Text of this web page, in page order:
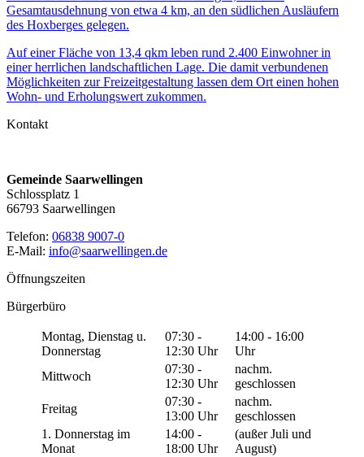
Gesamtausdehnung von etwa 4 km, an den südlichen Ausläufern
des Hoxberges gelegen.
Auf einer Fläche von 13,4 qkm leben rund 2.400 Einwohner in
einer herrlichen landschaftlichen Lage. Die damit verbundenen
Möglichkeiten zur Freizeitgestaltung lassen dem Ort einen hohen
Wohn- und Erholungswert zukommen.
Kontakt
Gemeinde Saarwellingen
Schlossplatz 1
66793 Saarwellingen
Telefon: 06838 9007-0
E-Mail: info@saarwellingen.de
Öffnungszeiten
Bürgerbüro
Montag, Dienstag u.
Donnerstag
07:30 -
12:30 Uhr
14:00 - 16:00
Uhr
Mittwoch
07:30 -
12:30 Uhr
nachm.
geschlossen
Freitag
07:30 -
13:00 Uhr
nachm.
geschlossen
1. Donnerstag im
Monat
14:00 -
18:00 Uhr
(außer Juli und
August)